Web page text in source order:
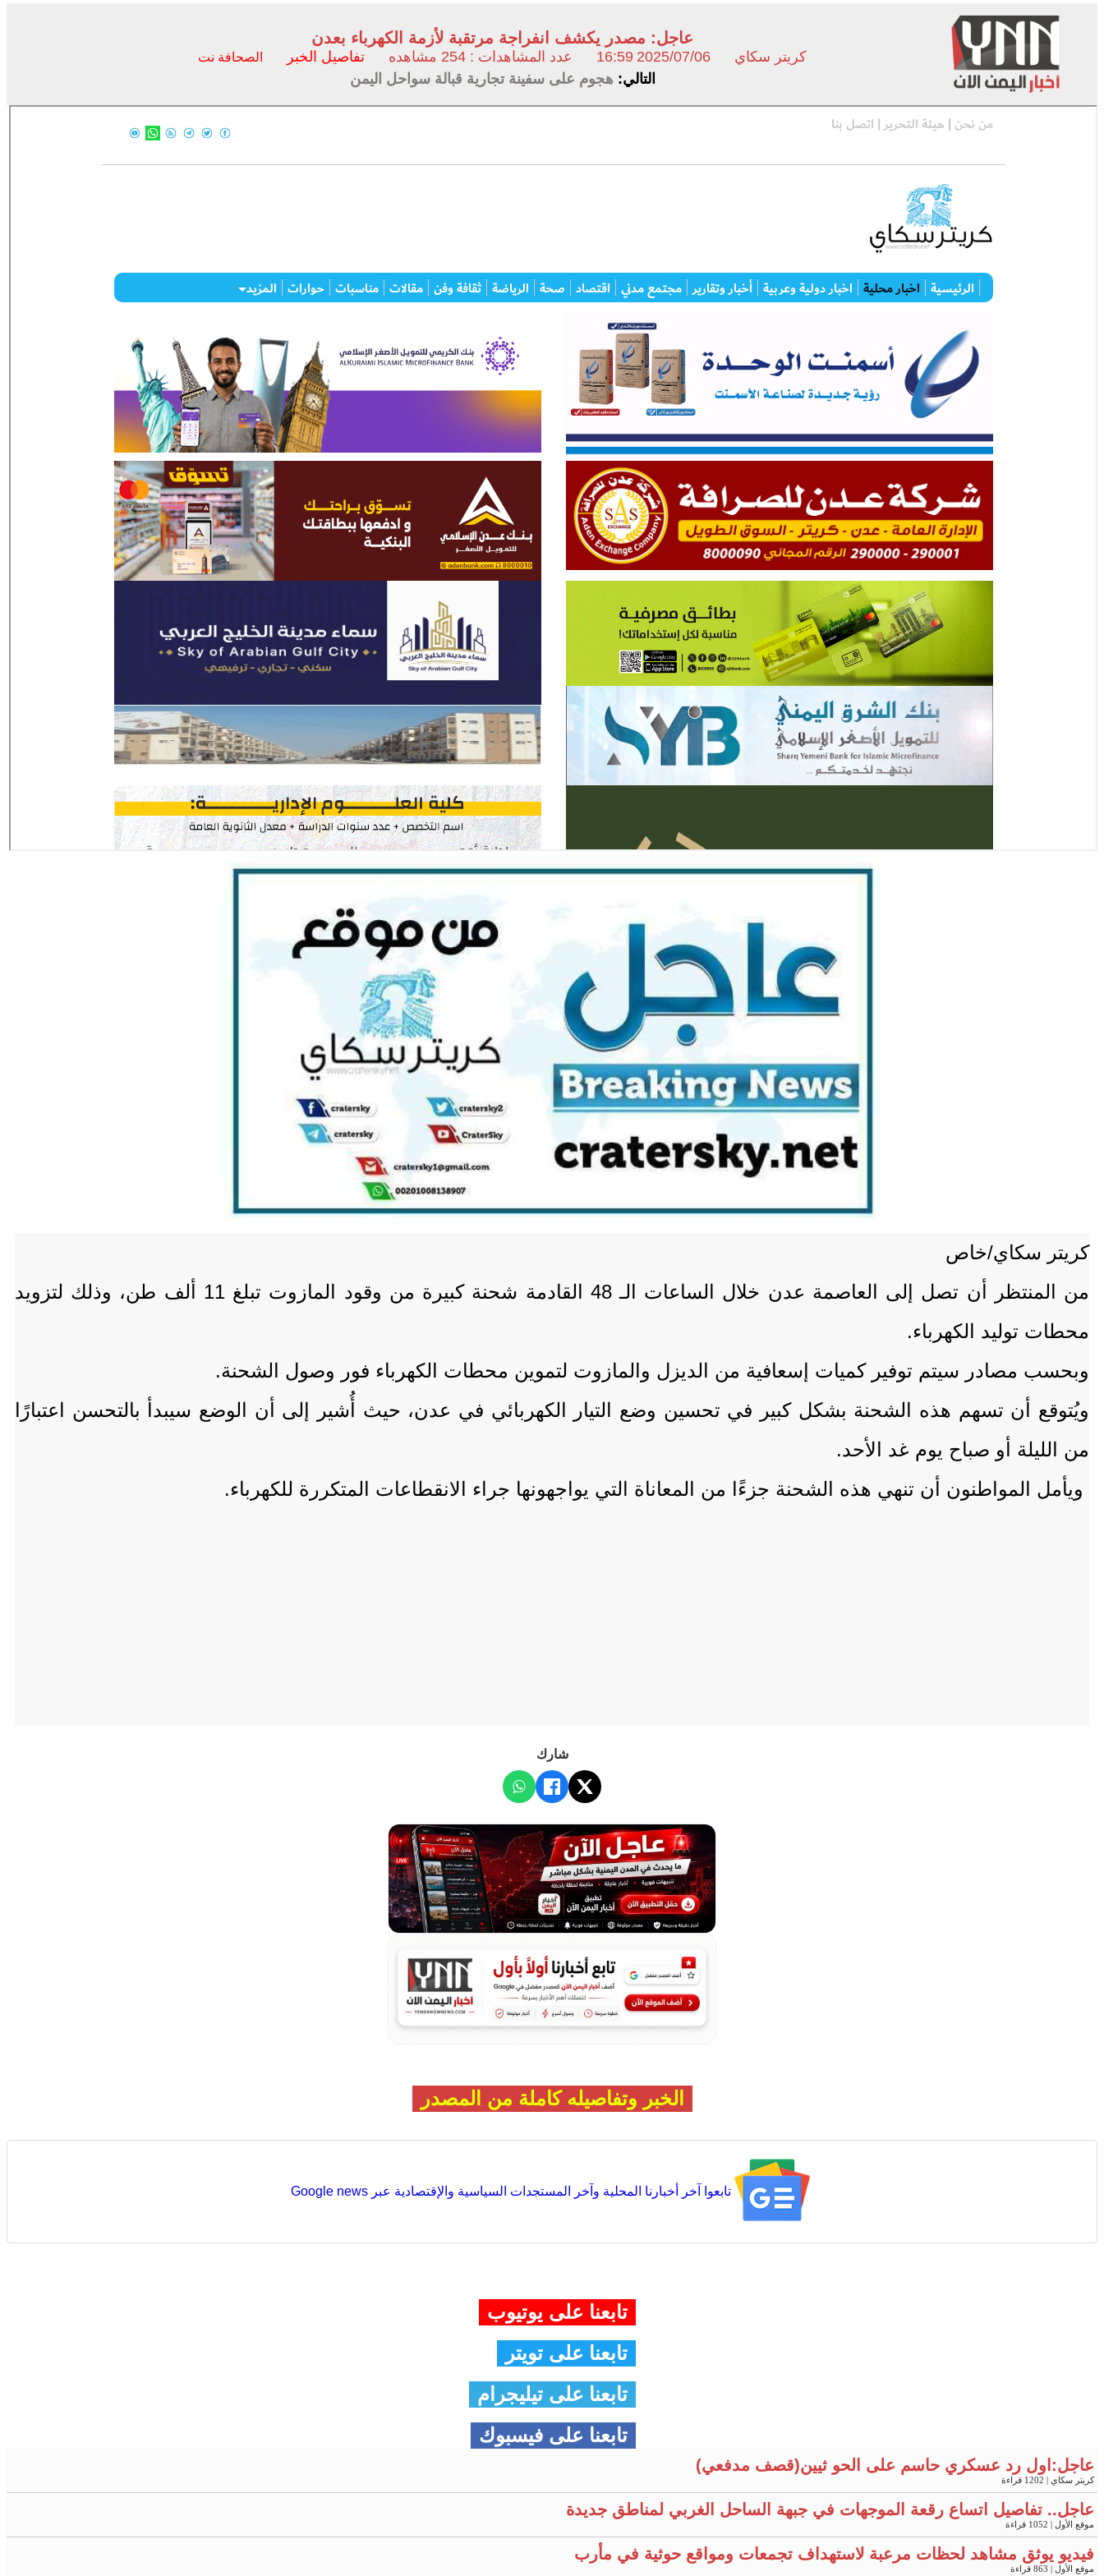
عاجل: مصدر يكشف انفراجة مرتقبة لأزمة الكهرباء بعدن
كريتر سكاي 2025/07/06
16:59 عدد المشاهدات : 254 مشاهده تفاصيل الخبر الصحافة نت
التالي: هجوم على سفينة تجارية قبالة سواحل اليمن
كريتر سكاي/خاص
من المنتظر أن تصل إلى العاصمة عدن خلال الساعات الـ 48 القادمة شحنة كبيرة من وقود المازوت تبلغ 11 ألف طن، وذلك لتزويد
محطات توليد الكهرباء.
وبحسب مصادر سيتم توفير كميات إسعافية من الديزل والمازوت لتموين محطات الكهرباء فور وصول الشحنة.
ويُتوقع أن تسهم هذه الشحنة بشكل كبير في تحسين وضع التيار الكهربائي في عدن، حيث أُشير إلى أن الوضع سيبدأ بالتحسن اعتبارًا
من الليلة أو صباح يوم غد الأحد.
ويأمل المواطنون أن تنهي هذه الشحنة جزءًا من المعاناة التي يواجهونها جراء الانقطاعات المتكررة للكهرباء.
شارك
الخبر وتفاصيله كاملة من المصدر
تابعوا آخر أخبارنا المحلية وآخر المستجدات السياسية والإقتصادية عبر Google news
تابعنا على يوتيوب
تابعنا على تويتر
تابعنا على تيليجرام
تابعنا على فيسبوك
عاجل:اول رد عسكري حاسم على الحو ثيين(قصف مدفعي)
كريتر سكاي | 1202 قراءة
عاجل.. تفاصيل اتساع رقعة الموجهات في جبهة الساحل الغربي لمناطق جديدة
موقع الأول | 1052 قراءة
فيديو يوثق مشاهد لحظات مرعبة لاستهداف تجمعات ومواقع حوثية في مأرب
موقع الأول | 863 قراءة